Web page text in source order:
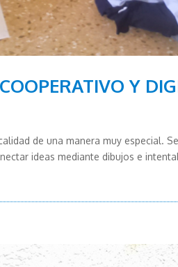
Y
de una manera muy especial.
ideas mediante dibujos e